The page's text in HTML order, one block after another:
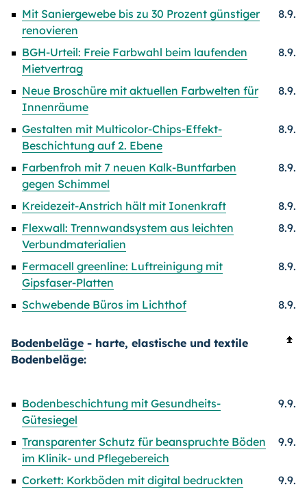
Mit Saniergewebe bis zu 30 Prozent günstiger
renovieren
8.9.
BGH-Urteil: Freie Farbwahl beim laufenden
Mietvertrag
8.9.
Neue Broschüre mit aktuellen Farbwelten für
Innenräume
8.9.
Gestalten mit Multicolor-Chips-Effekt-
Beschichtung auf 2. Ebene
8.9.
Farbenfroh mit 7 neuen Kalk-Buntfarben
gegen Schimmel
8.9.
Kreidezeit-Anstrich hält mit Ionenkraft
8.9.
Flexwall: Trennwandsystem aus leichten
Verbundmaterialien
8.9.
Fermacell greenline: Luftreinigung mit
Gipsfaser-Platten
8.9.
Schwebende Büros im Lichthof 8.9.
Bodenbeläge - harte, elastische und textile
Bodenbeläge:
Bodenbeschichtung mit Gesundheits-
Gütesiegel
9.9.
Transparenter Schutz für beanspruchte Böden
im Klinik- und Pflegebereich
9.9.
Corkett: Korkböden mit digital bedruckten
9.9.